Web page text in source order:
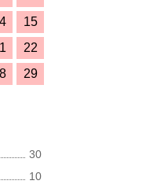
15
22
29
30
10